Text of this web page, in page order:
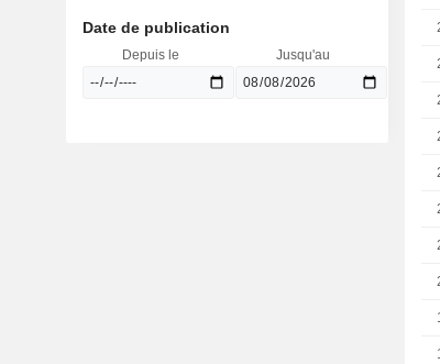
Date de publication
Depuis le Jusqu'au